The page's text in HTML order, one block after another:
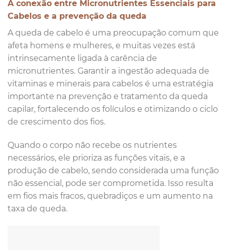
A conexão entre Micronutrientes Essenciais para
Cabelos e a prevenção da queda
A queda de cabelo é uma preocupação comum que
afeta homens e mulheres, e muitas vezes está
intrinsecamente ligada à carência de
micronutrientes. Garantir a ingestão adequada de
vitaminas e minerais para cabelos é uma estratégia
importante na prevenção e tratamento da queda
capilar, fortalecendo os folículos e otimizando o ciclo
de crescimento dos fios.
Quando o corpo não recebe os nutrientes
necessários, ele prioriza as funções vitais, e a
produção de cabelo, sendo considerada uma função
não essencial, pode ser comprometida. Isso resulta
em fios mais fracos, quebradiços e um aumento na
taxa de queda.